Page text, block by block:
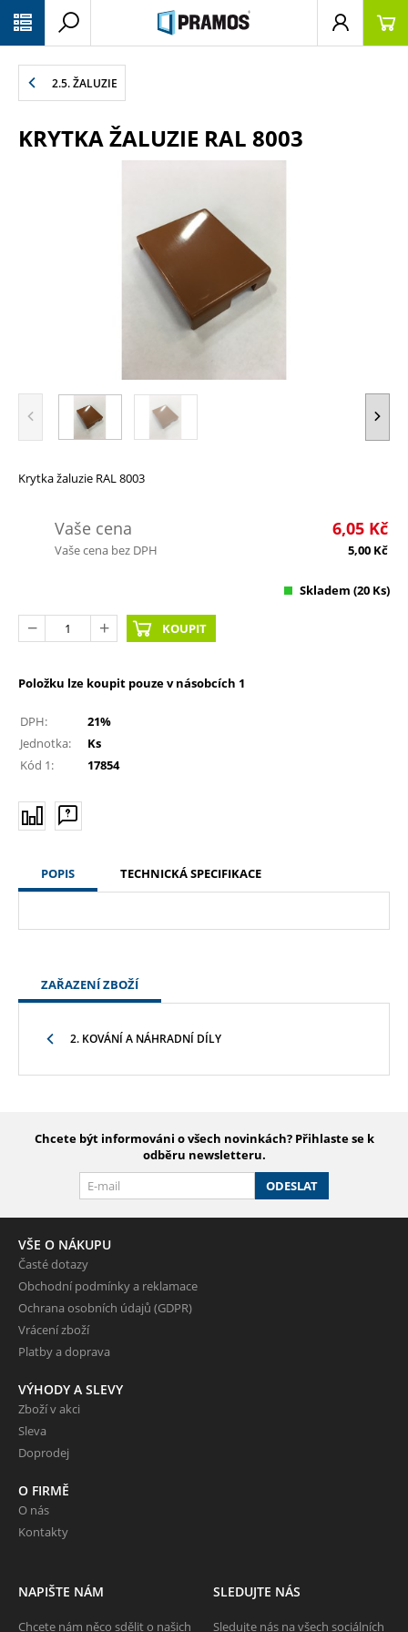
2.5. ŽALUZIE
KRYTKA ŽALUZIE RAL 8003
Krytka žaluzie RAL 8003
Vaše cena 6,05 Kč
Vaše cena bez DPH 5,00 Kč
Skladem (20 Ks)
KOUPIT
Položku lze koupit pouze v násobcích 1
DPH:
21%
Jednotka:
Ks
Kód 1:
17854
POPIS TECHNICKÁ SPECIFIKACE
ZAŘAZENÍ ZBOŽÍ
2. KOVÁNÍ A NÁHRADNÍ DÍLY
Chcete být informováni o všech novinkách? Přihlaste se k
odběru newsletteru.
ODESLAT
VŠE O NÁKUPU
Časté dotazy
Obchodní podmínky a reklamace
Ochrana osobních údajů (GDPR)
Vrácení zboží
Platby a doprava
VÝHODY A SLEVY
Zboží v akci
Sleva
Doprodej
O FIRMĚ
O nás
Kontakty
NAPIŠTE NÁM
Chcete nám něco sdělit o našich
SLEDUJTE NÁS
Sledujte nás na všech sociálních